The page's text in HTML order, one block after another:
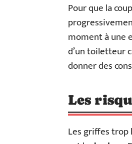
Pour que la
moment à une
d’un toiletteur
donner des
Les
Les griffes trop